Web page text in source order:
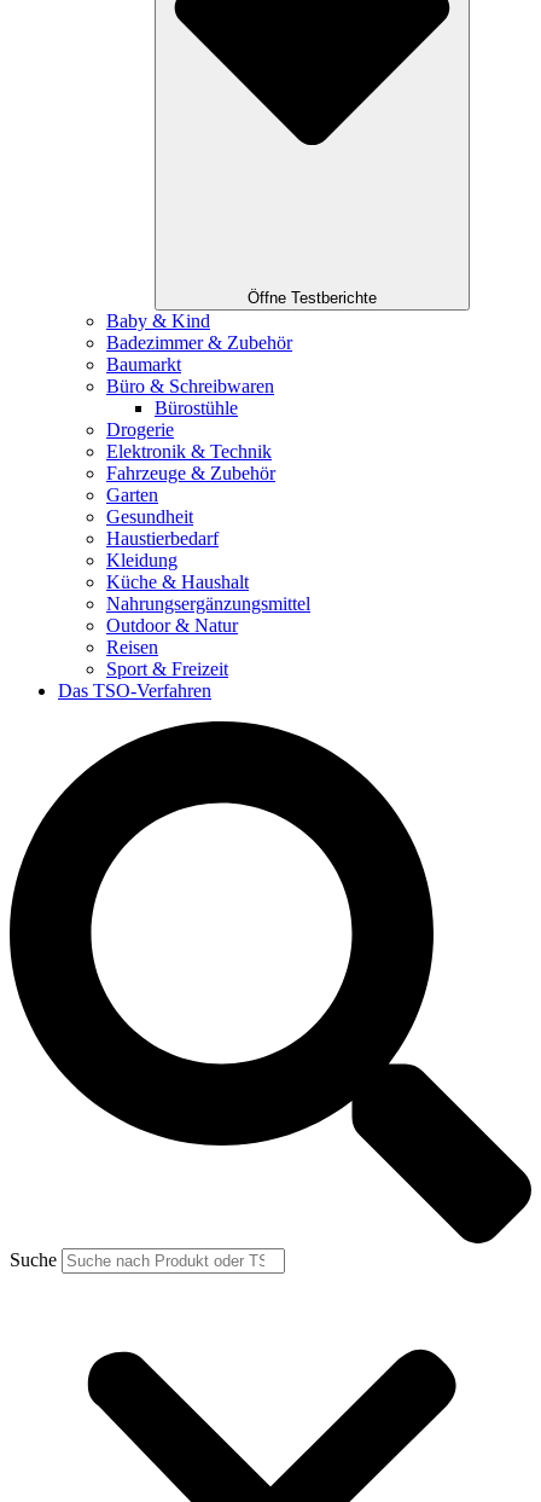
Öffne Testberichte
Baby & Kind
Badezimmer & Zubehör
Baumarkt
Büro & Schreibwaren
Bürostühle
Drogerie
Elektronik & Technik
Fahrzeuge & Zubehör
Garten
Gesundheit
Haustierbedarf
Kleidung
Küche & Haushalt
Nahrungsergänzungsmittel
Outdoor & Natur
Reisen
Sport & Freizeit
Das TSO-Verfahren
Suche